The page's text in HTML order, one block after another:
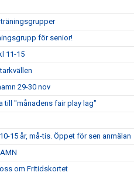
träningsgrupper
för senior!
11-15
29-30 nov
till "månadens fair play lag"
15 år, må-tis. Öppet för sen anmälan
om Fritidskortet